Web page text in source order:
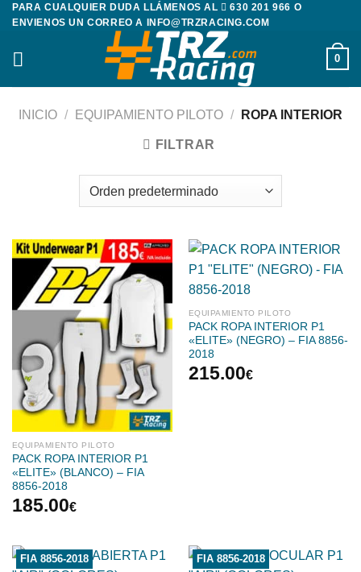
Saltar
contenido
PARA CUALQUIER DUDA LLÁMENOS AL 630 201 966 O
ENVIENOS UN CORREO A
INFO@TRZRACING.COM
0
INICIO / EQUIPAMIENTO PILOTO / ROPA INTERIOR
FILTRAR
EQUIPAMIENTO PILOTO
PACK ROPA INTERIOR P1
«ELITE» (BLANCO) – FIA
8856-2018
185.00€
EQUIPAMIENTO PILOTO
PACK ROPA INTERIOR P1
«ELITE» (NEGRO) – FIA 8856-
2018
215.00€
FIA 8856-2018 FIA 8856-2018